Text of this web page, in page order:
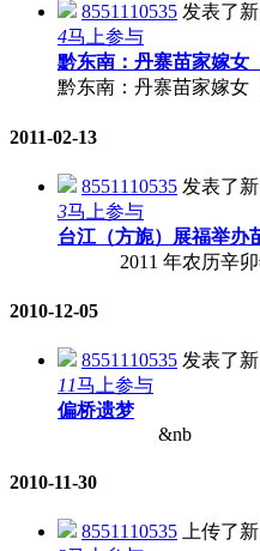
8551110535 发表了
4马上参与
黔东南：丹寨苗家嫁女
黔东南：丹寨苗家嫁女
2011-02-13
8551110535 发表了
3马上参与
台江（方旎）展福举办
2011 年农历辛卯年
2010-12-05
8551110535 发表了
11马上参与
偏桥遗梦
&nb
2010-11-30
8551110535 上传了